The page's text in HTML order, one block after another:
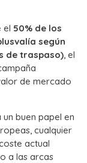
el 50% de los
según
de traspaso) , el
de mercado
un buen papel en
cualquier
actual
a las arcas